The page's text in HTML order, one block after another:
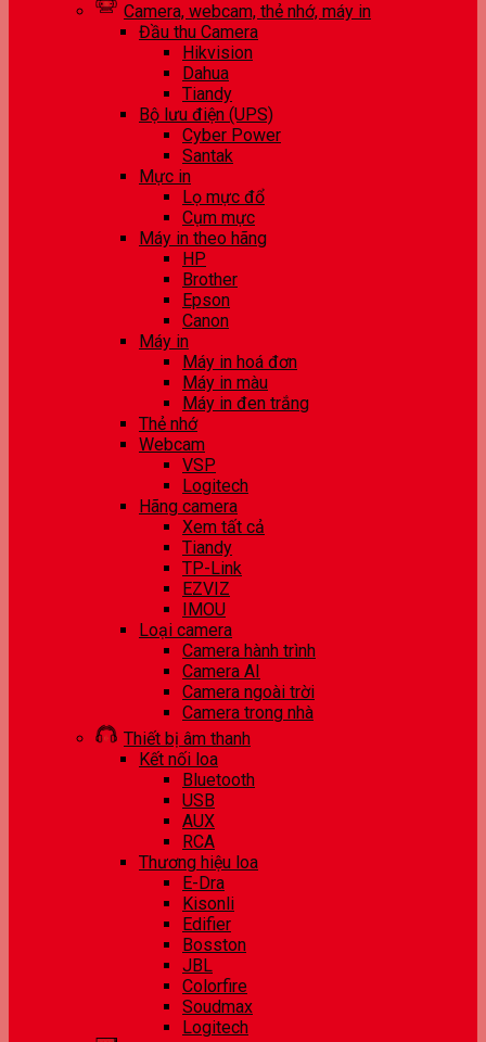
Camera, webcam, thẻ nhớ, máy in
Đầu thu Camera
Hikvision
Dahua
Tiandy
Bộ lưu điện (UPS)
Cyber Power
Santak
Mực in
Lọ mực đổ
Cụm mực
Máy in theo hãng
HP
Brother
Epson
Canon
Máy in
Máy in hoá đơn
Máy in màu
Máy in đen trắng
Thẻ nhớ
Webcam
VSP
Logitech
Hãng camera
Xem tất cả
Tiandy
TP-Link
EZVIZ
IMOU
Loại camera
Camera hành trình
Camera AI
Camera ngoài trời
Camera trong nhà
Thiết bị âm thanh
Kết nối loa
Bluetooth
USB
AUX
RCA
Thương hiệu loa
E-Dra
Kisonli
Edifier
Bosston
JBL
Colorfire
Soudmax
Logitech